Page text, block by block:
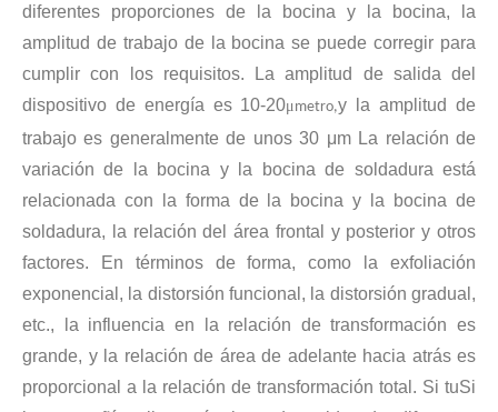
Tecnología de extracción ultrasónica de hongos
Actualmente, la investigación sobre la extracción de antioxidantes y
Tecnología de corte de pasteles ultrasónico
La aplicación de la ultrasónica en la industria de la costura refleja
diferentes proporciones de la bocina y la bocina, la
amplitud de trabajo de la bocina se puede corregir para
cumplir con los requisitos. La amplitud de salida del
dispositivo de energía es 10-20μ metro,y la amplitud de
trabajo es generalmente de unos 30 μm La relación de
variación de la bocina y la bocina de soldadura está
relacionada con la forma de la bocina y la bocina de
soldadura, la relación del área frontal y posterior y otros
factores. En términos de forma, como la exfoliación
exponencial, la distorsión funcional, la distorsión gradual,
etc., la influencia en la relación de transformación es
grande, y la relación de área de adelante hacia atrás es
proporcional a la relación de transformación total. Si tuSi